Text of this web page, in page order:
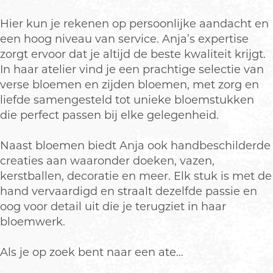
u
p
m
e
t
v
e
g
r
o
t
e
a
b
e
Hier kun je rekenen op persoonlijke aandacht en
een hoog niveau van service. Anja’s expertise
zorgt ervoor dat je altijd de beste kwaliteit krijgt.
In haar atelier vind je een prachtige selectie van
verse bloemen en zijden bloemen, met zorg en
liefde samengesteld tot unieke bloemstukken
die perfect passen bij elke gelegenheid.
Naast bloemen biedt Anja ook handbeschilderde
creaties aan waaronder doeken, vazen,
kerstballen, decoratie en meer. Elk stuk is met de
hand vervaardigd en straalt dezelfde passie en
oog voor detail uit die je terugziet in haar
bloemwerk.
Als je op zoek bent naar een ate…